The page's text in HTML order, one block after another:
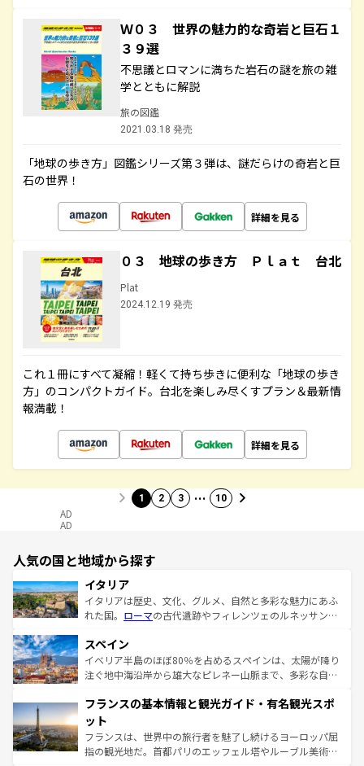
Ｗ０３ 世界の魅力的な奇岩と巨石１
３９選
不思議とロマンに満ちた岩石の謎を旅の雑
学とともに解説
旅の図鑑
2021.03.18 発売
「地球の歩き方」図鑑シリーズ第３弾は、謎だらけの奇岩と巨
石の世界！
詳細を見る
０３ 地球の歩き方 Ｐｌａｔ 台北
Plat
2024.12.19 発売
これ１冊にすべて凝縮！軽くて持ち歩きに便利な「地球の歩き
方」のコンパクトガイド。台北を楽しみ尽くすプラン＆最新情
報満載！
詳細を見る
1 2 3 … 10
AD
AD
人気の国と地域から探す
イタリア
イタリアは歴史、文化、グルメ、自然と多彩な魅力にあふ
れた国。 ローマの古代遺跡やフィレンツェのルネッサンス
ろん、トスカーナの美しい田園風景やアマルフィ海岸の絶
景など、自然景観も見逃せない。観光の合間には、本場の
ピザやパスタなど、絶品のイタリア料理を堪能することも
ませてくれるイタリアで、忘れられない旅をしてみよう！
なお、新着のイタリア情報は
しい。
スペイン
イベリア半島のほぼ80％を占めるスペインは、太陽が降り
注ぐ地中海沿岸から雄大なピレネー山脈まで、多彩な自然
文化が根付くこの国では、情熱的なフラメンコ、熱気あふ
れる闘牛、そして美味しいタパスが生活の一部となってい
る。首都マドリードの洗練された雰囲気や、バルセロナの
アートに溢れた街角から、地方では古代ローマ遺跡や中世
フランスの基本情報と観光ガイド・有名観光スポ
ット
フランスは、世界中の旅行者を魅了し続けるヨーロッパ屈
指の観光地だ。首都パリのエッフェル塔やルーブル美術館